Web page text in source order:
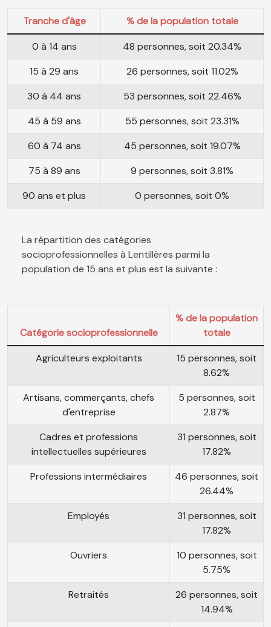
Tranche d'âge
% de la population totale
0 à 14 ans
48 personnes, soit 20.34%
15 à 29 ans
26 personnes, soit 11.02%
30 à 44 ans
53 personnes, soit 22.46%
45 à 59 ans
55 personnes, soit 23.31%
60 à 74 ans
45 personnes, soit 19.07%
75 à 89 ans
9 personnes, soit 3.81%
90 ans et plus
0 personnes, soit 0%
La répartition des catégories
socioprofessionnelles à Lentillères parmi la
population de 15 ans et plus est la suivante :
Catégorie socioprofessionnelle
% de la population
totale
Agriculteurs exploitants
15 personnes, soit
8.62%
Artisans, commerçants, chefs
d'entreprise
5 personnes, soit
2.87%
Cadres et professions
intellectuelles supérieures
31 personnes, soit
17.82%
Professions intermédiaires
46 personnes, soit
26.44%
Employés
31 personnes, soit
17.82%
Ouvriers
10 personnes, soit
5.75%
Retraités
26 personnes, soit
14.94%